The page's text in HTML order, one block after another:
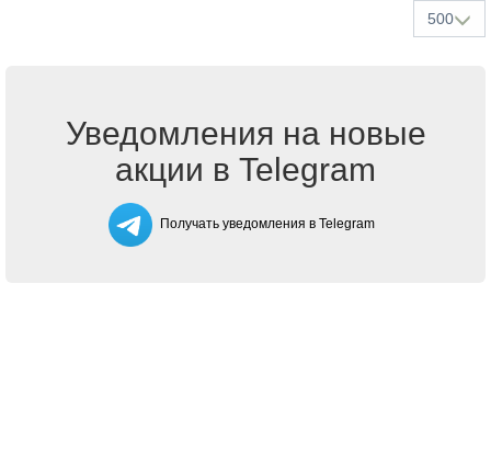
500
Уведомления на новые
акции в Telegram
Получать уведомления в Telegram